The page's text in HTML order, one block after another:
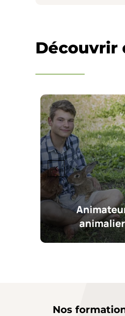
Découvrir
animalier
Nos